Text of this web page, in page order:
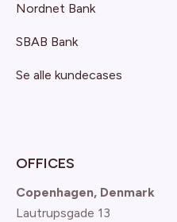
Nordnet Bank
SBAB Bank
Se alle kundecases
OFFICES
Copenhagen, Denmark
Lautrupsgade 13